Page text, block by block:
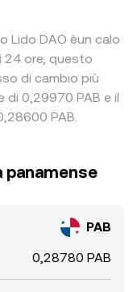
Lido DAO èun calo
24 ore, questo
di cambio più
di 0,29970 PAB e il
PAB.
panamense
PAB
0,28780 PAB